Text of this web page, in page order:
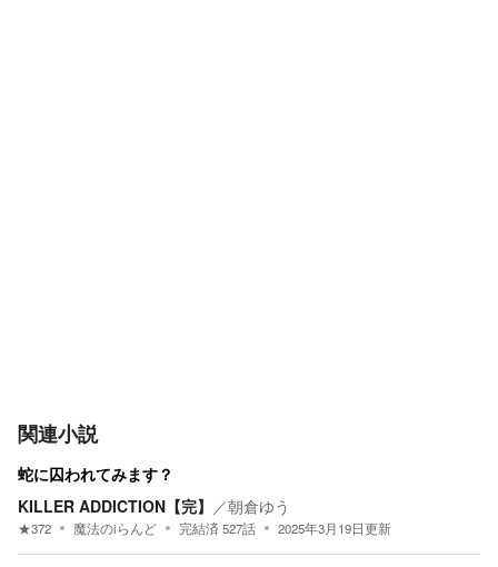
関連小説
蛇に囚われてみます？
KILLER ADDICTION【完】 ／朝倉ゆう
★372 魔法のiらんど 完結済527話 2025年3月19日更新